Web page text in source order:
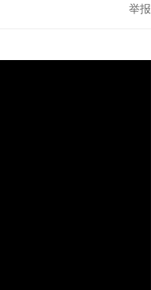
举报